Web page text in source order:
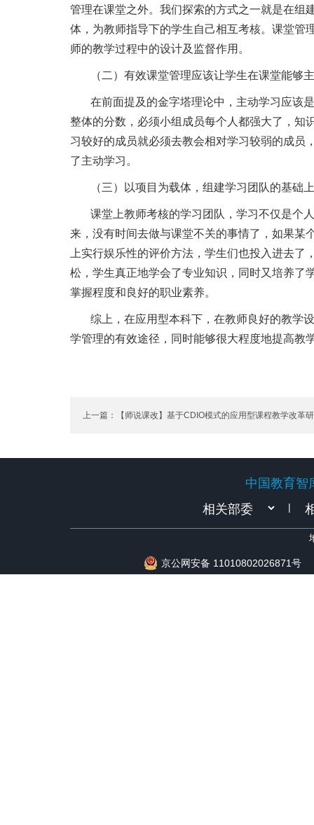
管理在课堂之外。我们探索的方式之一就是在组
体，为教师指导下的学生自己相互考核。课堂管
师的教学过程中的设计及监督作用。
（二）有效课堂管理应该让学生在课堂能够
在前面提及的金字塔理论中，主动学习应该
整体的分数，必须小组成员每个人都强大了，知
习较好的成员就必须去教会相对学习较弱的成员
了主动学习。
（三）以项目为载体，组建学习团队的基
课堂上教师考核的学习团队，学习不仅是个
来，没有时间去做与课堂不关的事情了，如果某
上实行娱乐性的评价方法，学生们也投入进去
松，学生真正地学会了专业知识，同时又培养了
掌握程度和良好的职业素养。
综上，在应用型本科下，在教师良好的教学
学管理的有效途径，同时能够很大程度地提高教
上一篇：【师说课改】基于CDIO模式的应用型课程教学改革
中国教育智
|
京公网安备 11010802026871号